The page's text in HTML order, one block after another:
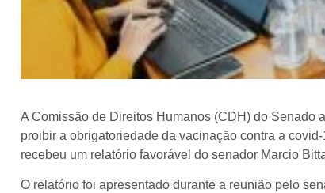
A Comissão de Direitos Humanos (CDH) do Senado
proibir a obrigatoriedade da vacinação contra a
recebeu um relatório favorável do senador Marcio
O relatório foi apresentado durante a reunião pelo